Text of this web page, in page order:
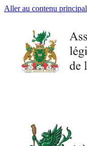
Aller au contenu principal